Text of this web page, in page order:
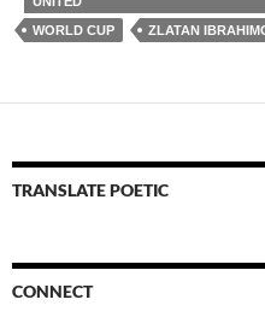
WORLD CUP
ZLATAN
TRANSLATE POETIC
CONNECT